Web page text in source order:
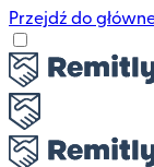
Przejdź do